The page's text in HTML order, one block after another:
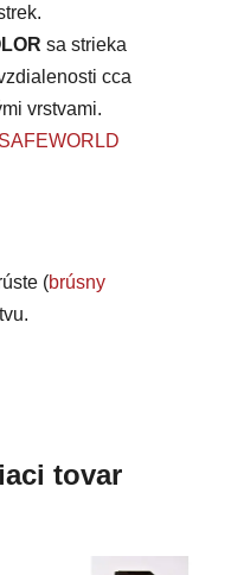
sa strieka
cca
vrstvami.
(brúsny
tovar